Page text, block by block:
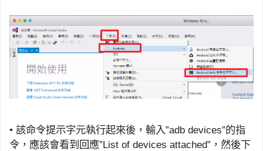
• 該命令提示字元執行起來後 ，輸入”adb devices”的指
令，應該會看到回應”List of devices attached” ， 然後下